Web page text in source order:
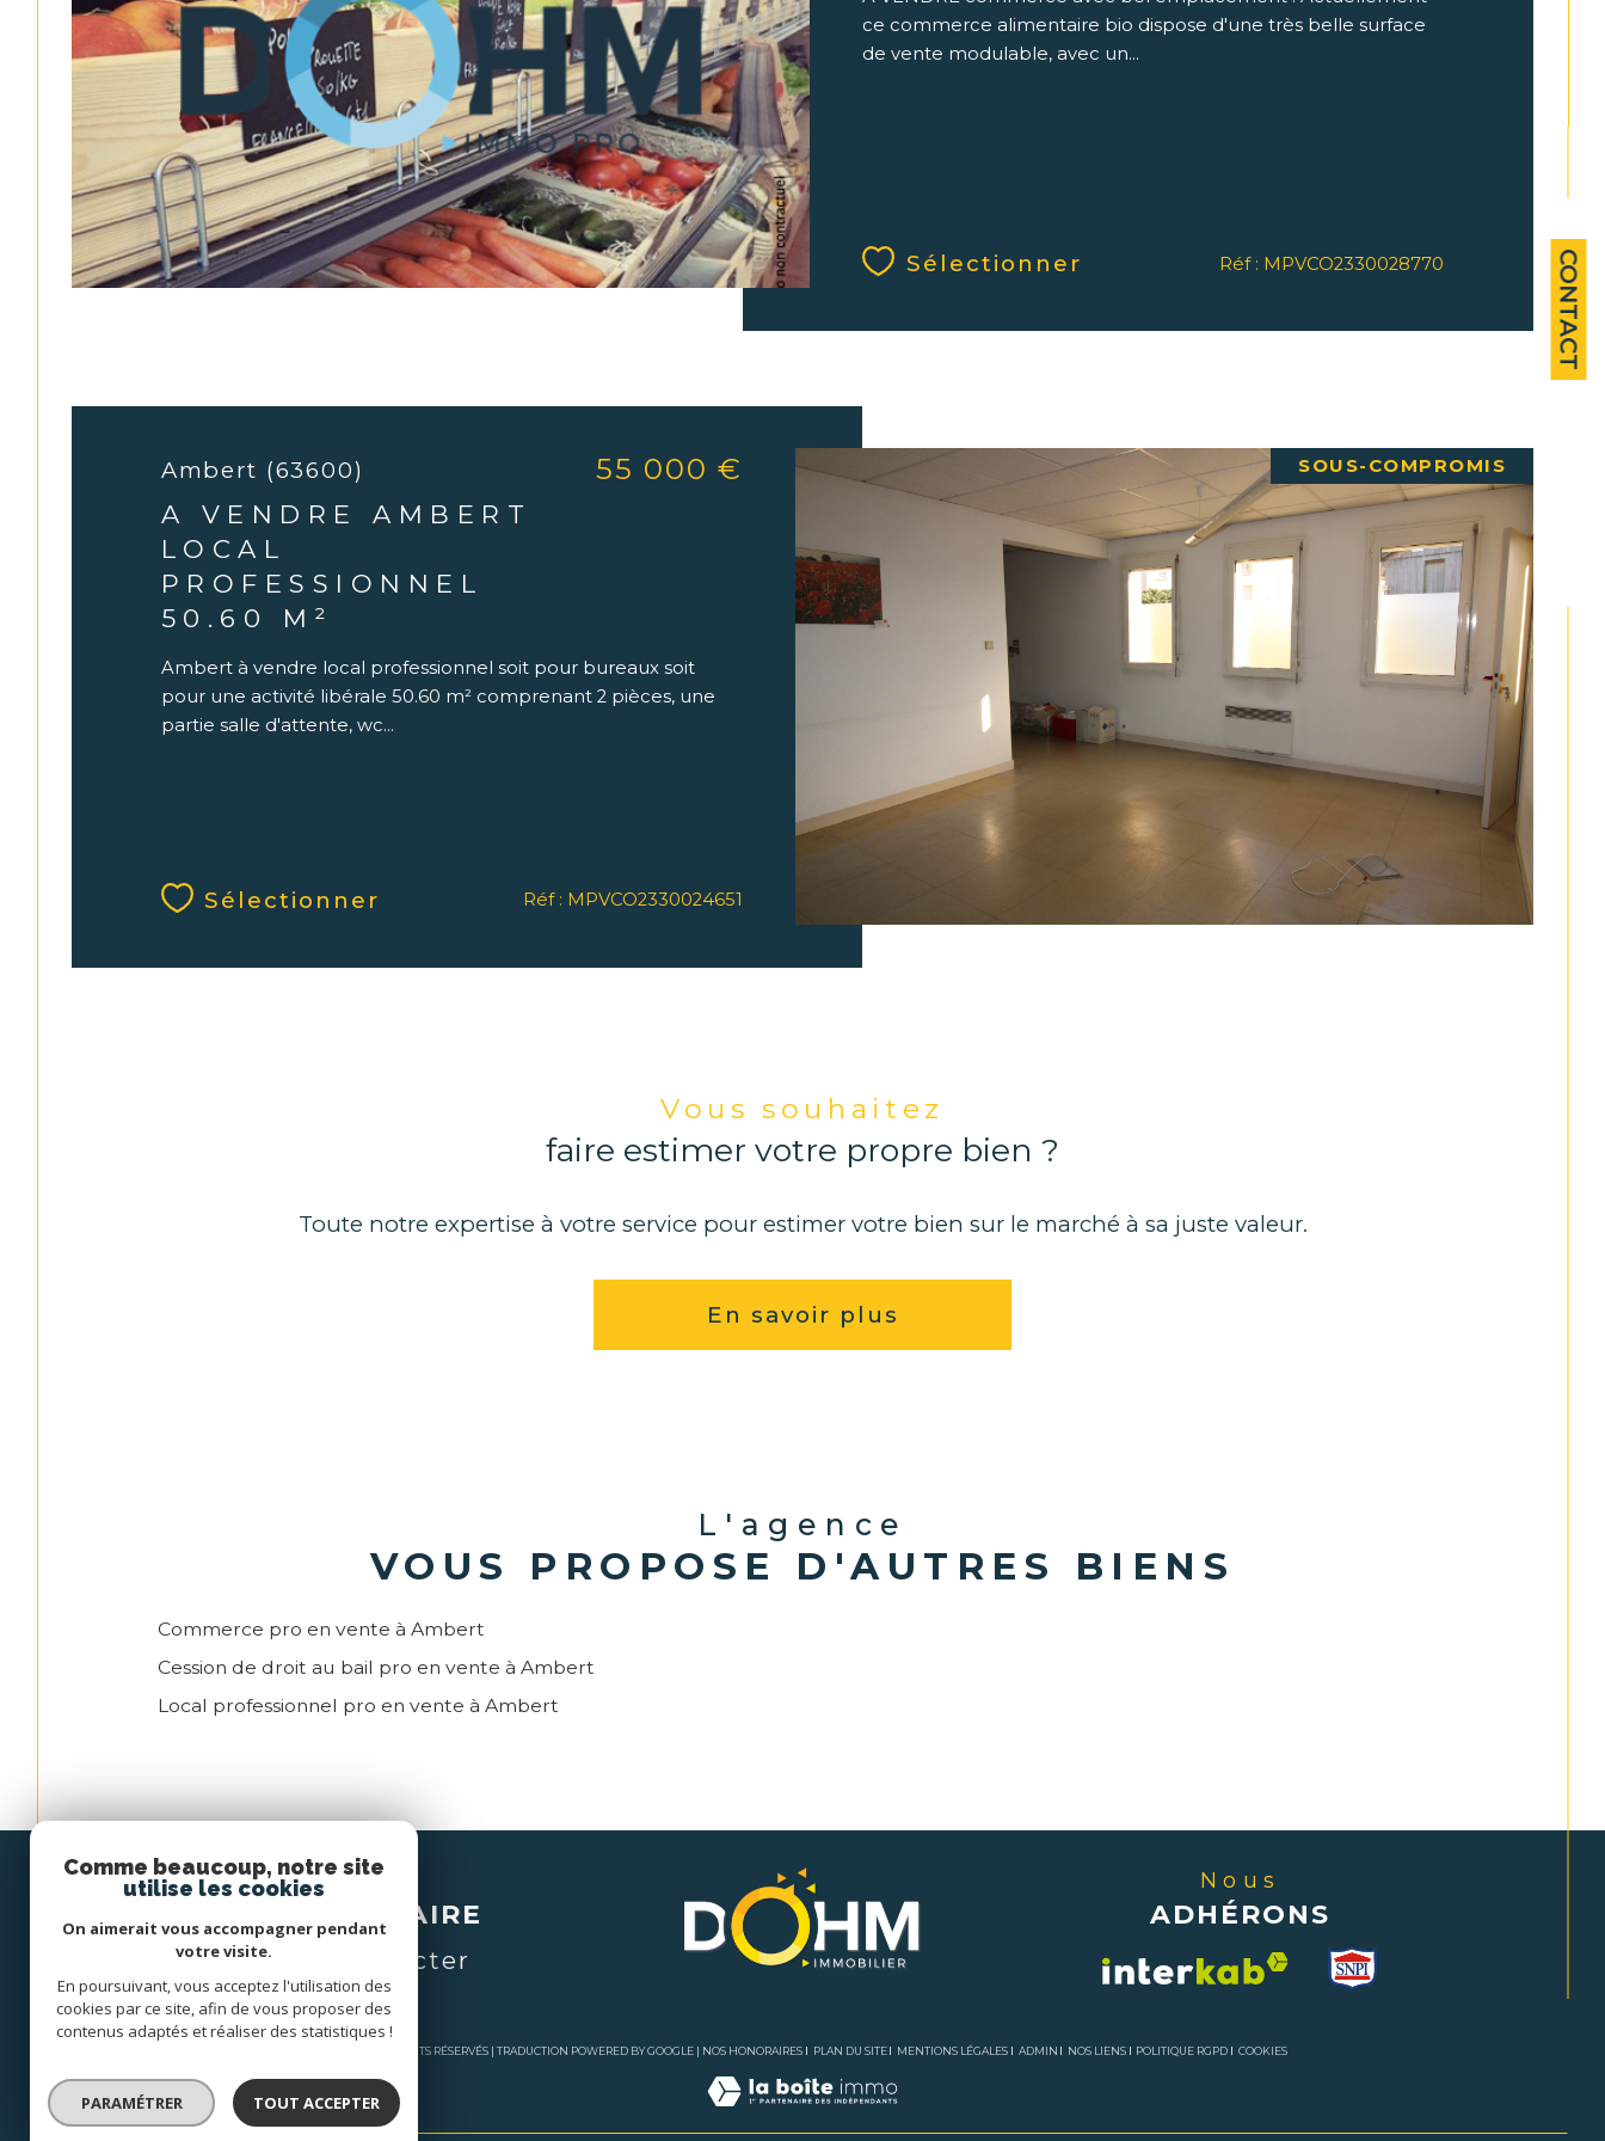
CONTACT
ce commerce alimentaire bio dispose d'une très belle surface
de vente modulable, avec un...
Sélectionner Réf : MPVCO2330028770
Ambert (63600)
A VENDRE AMBERT
LOCAL
PROFESSIONNEL
50.60 M²
55 000 €
Ambert à vendre local professionnel soit pour bureaux soit
pour une activité libérale 50.60 m² comprenant 2 pièces, une
partie salle d'attente, wc...
Sélectionner Réf : MPVCO2330024651
SOUS-COMPROMIS
Vous souhaitez
faire estimer votre propre bien ?
Toute notre expertise à votre service pour estimer votre bien sur le marché à sa juste valeur.
En savoir plus
L'agence
VOUS PROPOSE D'AUTRES BIENS
Commerce pro en vente à Ambert
Cession de droit au bail pro en vente à Ambert
Local professionnel pro en vente à Ambert
Espace
PROPRIÉTAIRE
se connecter
Nous
ADHÉRONS
© 2026 | TOUS DROITS RÉSERVÉS | TRADUCTION POWERED BY GOOGLE | NOS HONORAIRES PLAN DU SITE MENTIONS LÉGALES ADMIN NOS LIENS POLITIQUE RGPD COOKIES
Comme beaucoup, notre site
utilise les cookies
On aimerait vous accompagner pendant
votre visite.
En poursuivant, vous acceptez l'utilisation des
cookies par ce site, afin de vous proposer des
contenus adaptés et réaliser des statistiques !
PARAMÉTRER TOUT ACCEPTER